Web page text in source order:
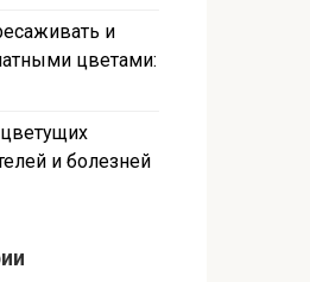
и
цветами:
и болезней